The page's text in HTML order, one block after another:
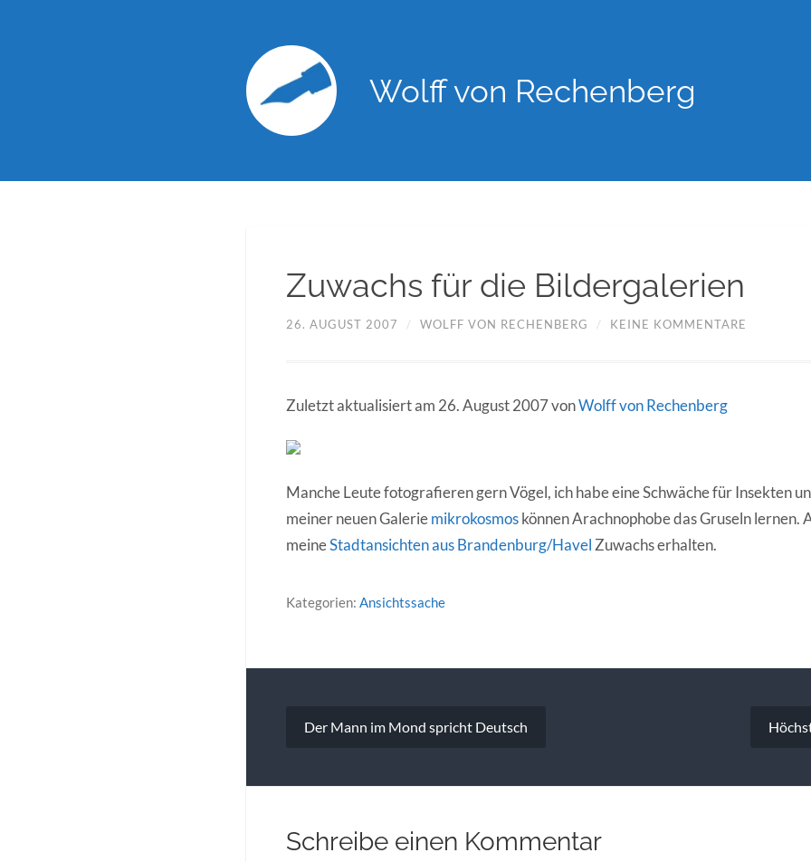
Wolff von Rechenberg
Zuwachs für die Bildergalerien
26. AUGUST 2007 / WOLFF VON RECHENBERG / KEINE KOMMENTARE
Zuletzt aktualisiert am 26. August 2007 vonWolff von Rechenberg
Manche Leute fotografieren gern Vögel, ich habe eine Schwäche für Insekten
meiner neuen Galeriemikrokosmoskönnen Arachnophobe das Gruseln lernen.
meineStadtansichten aus Brandenburg/Havel Zuwachs erhalten.
Kategorien: Ansichtssache
Der Mann im Mond spricht Deutsch
Schreibe einen Kommentar